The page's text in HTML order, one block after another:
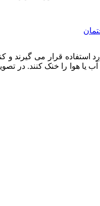
قرار می گیرند و
هوا را خنک کنند. در